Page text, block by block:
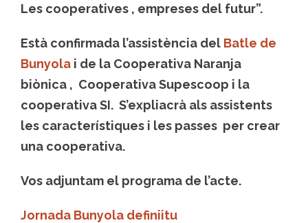
Les cooperatives , empreses del futur”.
Està confirmada l’assistència del Batle de
Bunyola i de la Cooperativa Naranja
biònica , Cooperativa Supescoop i la
cooperativa SI. S’expliacrà als assistents
les característiques i les passes per crear
una cooperativa.
Vos adjuntam el programa de l’acte.
Jornada Bunyola definiitu